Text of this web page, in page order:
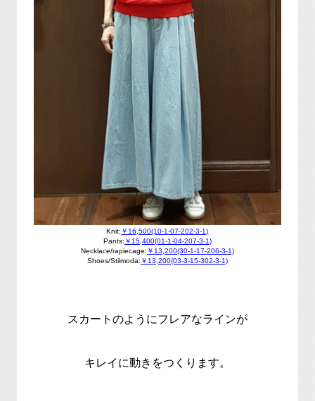
Knit: ￥16,500(10-1-07-202-3-1)
Pants: ￥15,400(01-1-04-207-3-1)
Necklace/rapiecage: ￥13,200(30-1-17-206-3-1)
Shoes/Stilmoda: ￥13,200(03-3-15-302-3-1)
スカートのようにフレアなラインが
キレイに動きをつくります。